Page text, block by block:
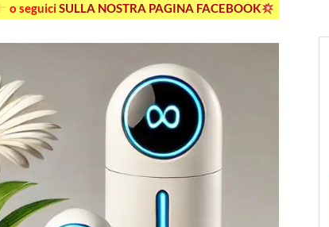
o seguiciSULLA NOSTRA PAGINA FACEBOOK